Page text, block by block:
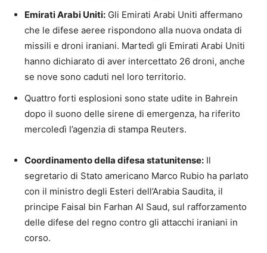
Emirati Arabi Uniti: Gli Emirati Arabi Uniti affermano
che le difese aeree rispondono alla nuova ondata di
missili e droni iraniani. Martedì gli Emirati Arabi Uniti
hanno dichiarato di aver intercettato 26 droni, anche
se nove sono caduti nel loro territorio.
Quattro forti esplosioni sono state udite in Bahrein
dopo il suono delle sirene di emergenza, ha riferito
mercoledì l’agenzia di stampa Reuters.
Coordinamento della difesa statunitense: Il
segretario di Stato americano Marco Rubio ha parlato
con il ministro degli Esteri dell’Arabia Saudita, il
principe Faisal bin Farhan Al Saud, sul rafforzamento
delle difese del regno contro gli attacchi iraniani in
corso.